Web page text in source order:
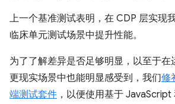
上一个基准测试表明，在 CDP 层实现
临床单元测试场景中提升性能。
为了了解差异是否足够明显，以至于在
更现实场景中也能明显感受到，我们修
端测试套件 ，以便使用基于